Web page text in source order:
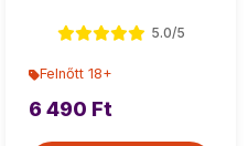
5.0/5
Felnőtt 18+
6 490 Ft